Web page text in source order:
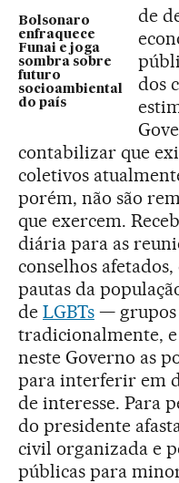
Bolsonaro
enfraquece
Funai e joga
sombra sobre
futuro
socioambiental
do país
de
dos
contabilizar que
coletivos
porém, não são
que exercem.
diária para as
conselhos
pautas da
de LGBTs— grupos
tradicionalmente, e
neste Governo as
para interferir em
de interesse. Para
do presidente
civil organizada e
públicas para